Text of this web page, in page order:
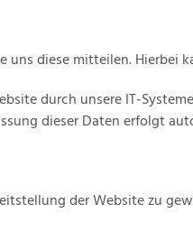
diese mitteilen.
durch unsere IT-
dieser Daten erfolgt
der Website zu